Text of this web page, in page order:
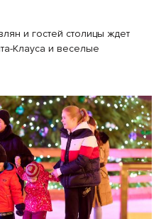
и гостей столицы ждет
Клауса и веселые